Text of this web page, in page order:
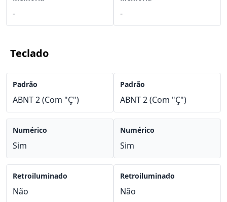
- -
Teclado
Padrão
ABNT 2 (Com "Ç")
Numérico
Sim
Retroiluminado
Não
Padrão
ABNT 2 (Com "Ç")
Numérico
Sim
Retroiluminado
Não